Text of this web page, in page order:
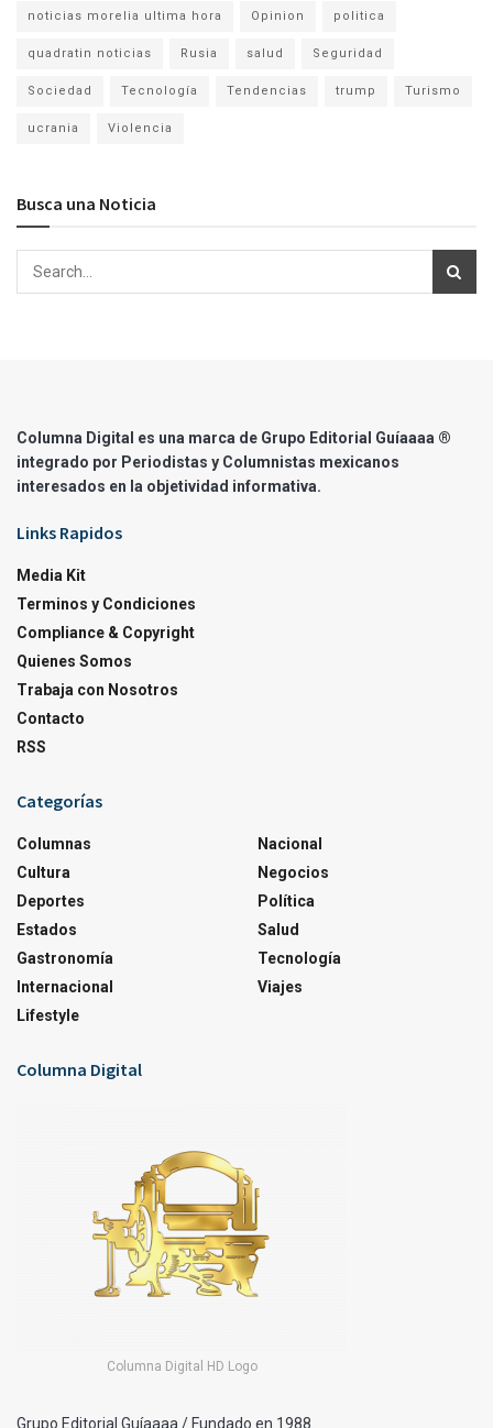
noticias morelia ultima hora Opinion politica
quadratin noticias Rusia salud Seguridad
Sociedad Tecnología Tendencias trump Turismo
ucrania Violencia
Busca una Noticia
Columna Digital es una marca de Grupo Editorial Guíaaaa ®
integrado por Periodistas y Columnistas mexicanos
interesados en la objetividad informativa.
Links Rapidos
Media Kit
Terminos y Condiciones
Compliance & Copyright
Quienes Somos
Trabaja con Nosotros
Contacto
RSS
Categorías
Columnas
Cultura
Deportes
Estados
Gastronomía
Internacional
Lifestyle
Nacional
Negocios
Política
Salud
Tecnología
Viajes
Columna Digital
Columna Digital HD Logo
Grupo Editorial Guíaaaa / Fundado en 1988.